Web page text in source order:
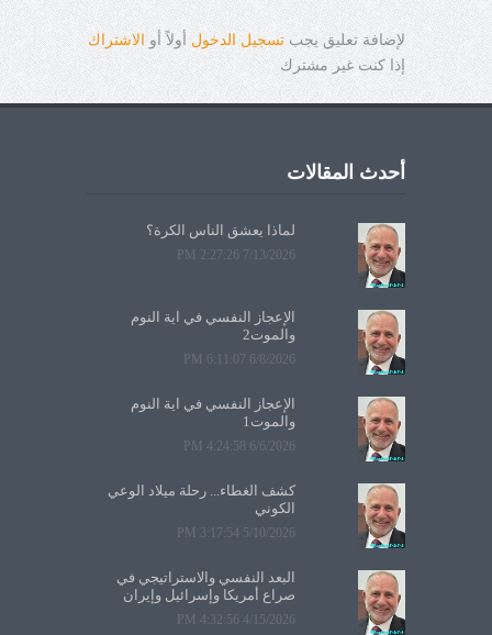
لإضافة تعليق يجبتسجيل الدخول أولاً أو الاشتراك
إذا كنت غير مشترك
أحدث المقالات
لماذا يعشق الناس الكرة؟
7/13/2026 2:27:26 PM
الإعجاز النفسي في آية النوم
والموت2
6/8/2026 6:11:07 PM
الإعجاز النفسي في آية النوم
والموت1
6/6/2026 4:24:58 PM
كشف الغطاء... رحلة ميلاد الوعي
الكوني
5/10/2026 3:17:54 PM
البعد النفسي والاستراتيجي في
صراع أمريكا وإسرائيل وإيران
4/15/2026 4:32:56 PM